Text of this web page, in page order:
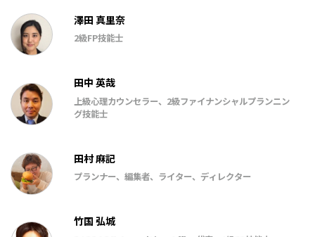
澤田 真里奈
2級FP技能士
田中 英哉
上級心理カウンセラー、2級ファイナンシャルプランニン
グ技能士
田村 麻記
プランナー、編集者、ライター、ディレクター
竹国 弘城